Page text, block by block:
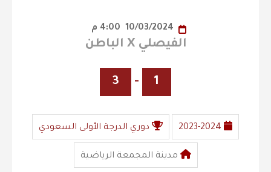
الفيصلي X الباطن
1
-
3
2023-2024 دوري الدرجة الأولى السعودي
مدينة المجمعة الرياضية